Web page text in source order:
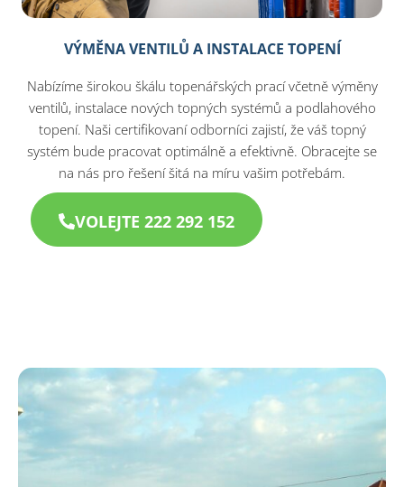
VÝMĚNA VENTILŮ A INSTALACE TOPENÍ
Nabízíme širokou škálu topenářských prací včetně výměny
ventilů, instalace nových topných systémů a podlahového
topení. Naši certifikovaní odborníci zajistí, že váš topný
systém bude pracovat optimálně a efektivně. Obracejte se
na nás pro řešení šitá na míru vašim potřebám.
VOLEJTE 222 292 152